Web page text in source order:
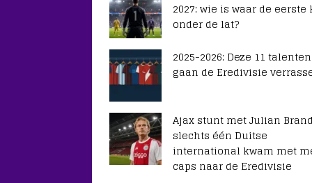
2027: wie is waar de eerste
onder de lat?
2025-2026: Deze 11 talenten
gaan de Eredivisie
Ajax stunt met Julian
slechts één Duitse
international kwam met
caps naar de Eredivisie